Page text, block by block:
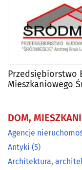
Budowlane
Budowlane
Centralne
Chemia budowlana
Chłodnictwo(20)
Ciepłownictwo(17)
Dachy - materiały i
Przedsiębiorstwo
Mieszkaniowego
DOM,
Agencje
Antyki (5)
Architektura,